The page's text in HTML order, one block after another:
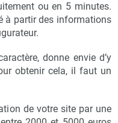
ou en 5 minutes.
à partir des informations
donne envie d’y
obtenir cela, il faut un
de votre site par une